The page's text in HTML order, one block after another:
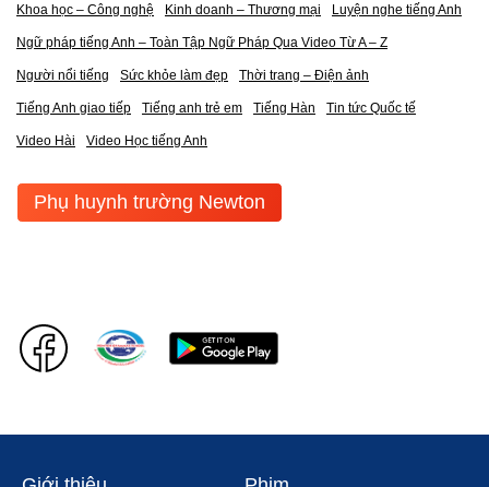
Khoa học – Công nghệ Kinh doanh – Thương mại Luyện nghe tiếng Anh
Ngữ pháp tiếng Anh – Toàn Tập Ngữ Pháp Qua Video Từ A – Z
Người nổi tiếng Sức khỏe làm đẹp Thời trang – Điện ảnh
Tiếng Anh giao tiếp Tiếng anh trẻ em Tiếng Hàn Tin tức Quốc tế
Video Hài Video Học tiếng Anh
Phụ huynh trường Newton